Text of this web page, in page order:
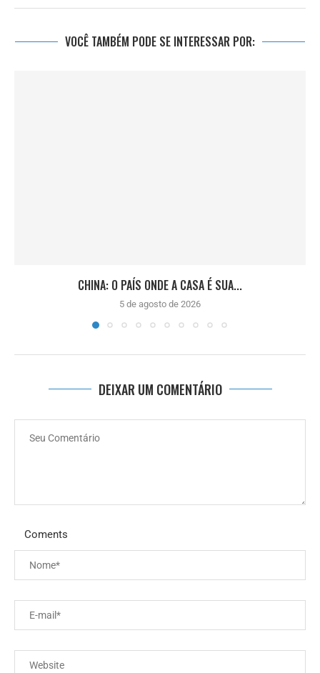
VOCÊ TAMBÉM PODE SE INTERESSAR POR:
CHINA: O PAÍS ONDE A CASA É SUA...
5 de agosto de 2026
DEIXAR UM COMENTÁRIO
Coments